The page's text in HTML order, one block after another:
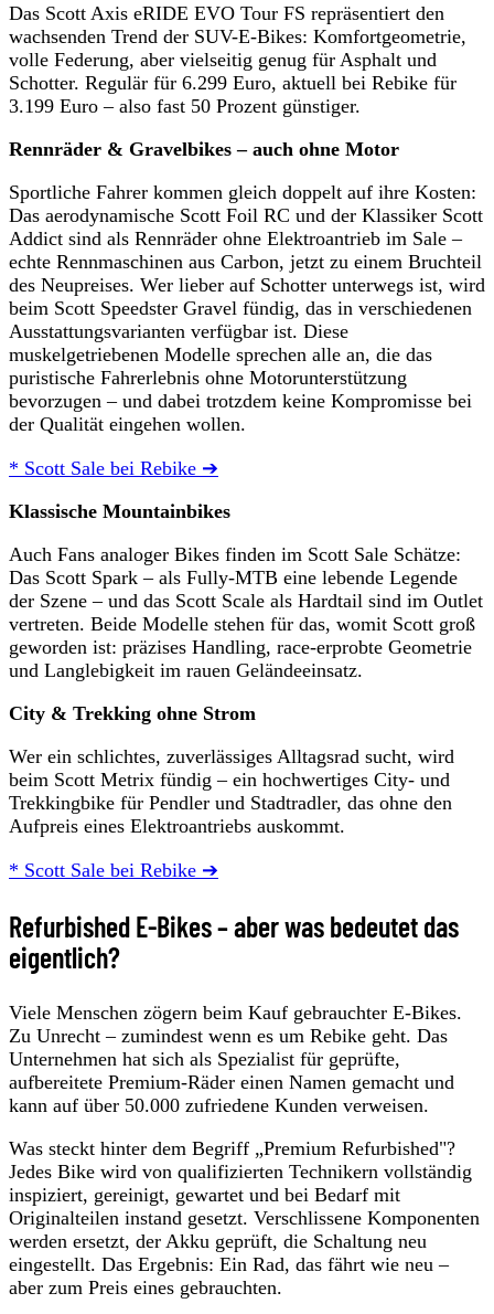
Das Scott Axis eRIDE EVO Tour FS repräsentiert den
wachsenden Trend der SUV-E-Bikes: Komfortgeometrie,
volle Federung, aber vielseitig genug für Asphalt und
Schotter. Regulär für 6.299 Euro, aktuell bei Rebike für
3.199 Euro – also fast 50 Prozent günstiger.
Rennräder & Gravelbikes – auch ohne Motor
Sportliche Fahrer kommen gleich doppelt auf ihre Kosten:
Das aerodynamische Scott Foil RC und der Klassiker Scott
Addict sind als Rennräder ohne Elektroantrieb im Sale –
echte Rennmaschinen aus Carbon, jetzt zu einem Bruchteil
des Neupreises. Wer lieber auf Schotter unterwegs ist, wird
beim Scott Speedster Gravel fündig, das in verschiedenen
Ausstattungsvarianten verfügbar ist. Diese
muskelgetriebenen Modelle sprechen alle an, die das
puristische Fahrerlebnis ohne Motorunterstützung
bevorzugen – und dabei trotzdem keine Kompromisse bei
der Qualität eingehen wollen.
* Scott Sale bei Rebike ➔
Klassische Mountainbikes
Auch Fans analoger Bikes finden im Scott Sale Schätze:
Das Scott Spark – als Fully-MTB eine lebende Legende
der Szene – und das Scott Scale als Hardtail sind im Outlet
vertreten. Beide Modelle stehen für das, womit Scott groß
geworden ist: präzises Handling, race-erprobte Geometrie
und Langlebigkeit im rauen Geländeeinsatz.
City & Trekking ohne Strom
Wer ein schlichtes, zuverlässiges Alltagsrad sucht, wird
beim Scott Metrix fündig – ein hochwertiges City- und
Trekkingbike für Pendler und Stadtradler, das ohne den
Aufpreis eines Elektroantriebs auskommt.
* Scott Sale bei Rebike ➔
Refurbished E-Bikes – aber was bedeutet das
eigentlich?
Viele Menschen zögern beim Kauf gebrauchter E-Bikes.
Zu Unrecht – zumindest wenn es um Rebike geht. Das
Unternehmen hat sich als Spezialist für geprüfte,
aufbereitete Premium-Räder einen Namen gemacht und
kann auf über 50.000 zufriedene Kunden verweisen.
Was steckt hinter dem Begriff „Premium Refurbished"?
Jedes Bike wird von qualifizierten Technikern vollständig
inspiziert, gereinigt, gewartet und bei Bedarf mit
Originalteilen instand gesetzt. Verschlissene Komponenten
werden ersetzt, der Akku geprüft, die Schaltung neu
eingestellt. Das Ergebnis: Ein Rad, das fährt wie neu –
aber zum Preis eines gebrauchten.